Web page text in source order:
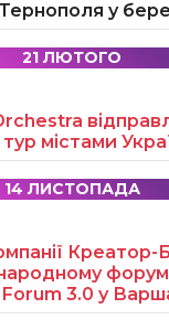
у
21 ЛЮТОГО
містами
14 ЛИСТОПАДА
Креатор-
3.0 у